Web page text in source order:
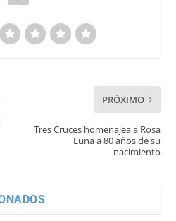
PRÓXIMO
Tres Cruces homenajea a Rosa
Luna a 80 años de su
nacimiento